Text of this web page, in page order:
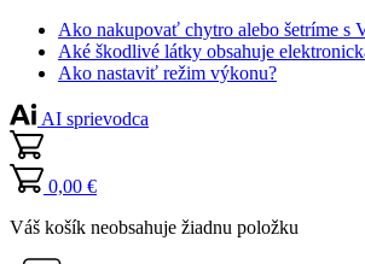
Ako nakupovať chytro alebo šetríme s
Aké škodlivé látky obsahuje
Ako nastaviť režim výkonu?
AI sprievodca
0,00 €
Váš košík neobsahuje žiadnu položku